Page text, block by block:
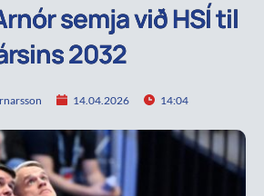
semja við HSÍ til
2032
14.04.2026 14:04